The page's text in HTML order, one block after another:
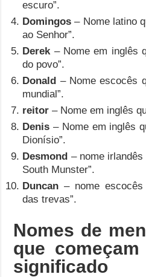
escuro”.
Domingos – Nome latino
ao Senhor”.
Derek– Nome em inglês
do povo”.
Donald – Nome escocês
mundial”.
reitor – Nome em inglês
Denis – Nome em inglês
Dionísio”.
Desmond – nome
South Munster”.
Duncan – nome escocês
das trevas”.
Nomes de
que
significado